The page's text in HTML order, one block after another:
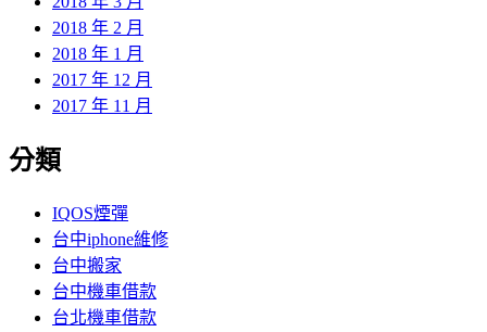
2018 年 2 月
2018 年 1 月
2017 年 12 月
2017 年 11 月
分類
IQOS煙彈
台中iphone維修
台中搬家
台中機車借款
台北機車借款